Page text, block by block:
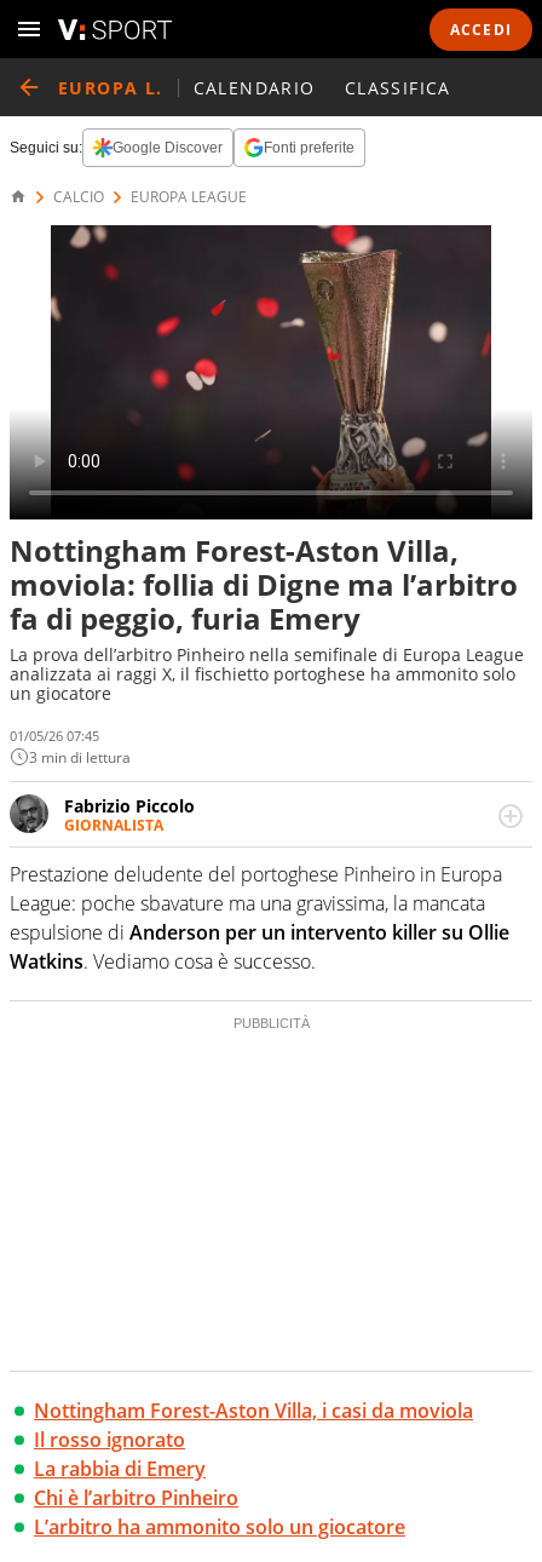
ACCEDI
EUROPA L. CALENDARIO CLASSIFICA
Seguici su: Google Discover Fonti preferite
CALCIO EUROPA LEAGUE
Nottingham Forest-Aston Villa,
moviola: follia di Digne ma l’arbitro
fa di peggio, furia Emery
La prova dell’arbitro Pinheiro nella semifinale di Europa League
analizzata ai raggi X, il fischietto portoghese ha ammonito solo
un giocatore
01/05/26 07:45
3 min di lettura
Fabrizio Piccolo
GIORNALISTA
Nella sua carriera ha seguito numerose manifestazioni
sportive e collaborato con agenzie e testate. Esperienza,
competenza, conoscenza e memoria storica. Si occupa
prevalentemente di calcio
Prestazione deludente del portoghese Pinheiro in Europa
League: poche sbavature ma una gravissima, la mancata
espulsione di Anderson per un intervento killer su Ollie
Watkins. Vediamo cosa è successo.
Nottingham Forest-Aston Villa, i casi da moviola
Il rosso ignorato
La rabbia di Emery
Chi è l’arbitro Pinheiro
L’arbitro ha ammonito solo un giocatore